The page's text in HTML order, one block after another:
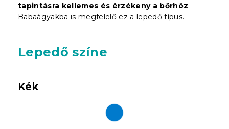
tapintásra kellemes és érzékeny a bőrhöz.
Babaágyakba is megfelelő ez a lepedő típus.
Lepedő színe
Kék